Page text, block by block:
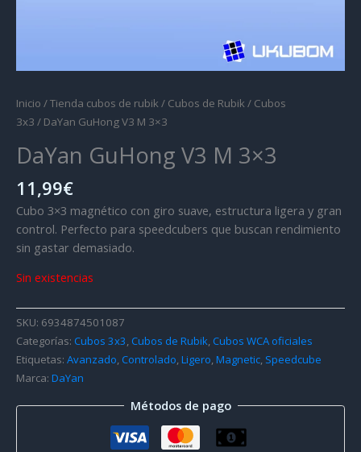
Inicio /Tienda cubos de rubik/ Cubos de Rubik/ Cubos
3x3 / DaYan GuHong V3 M 3×3
DaYan GuHong V3 M 3×3
11,99€
Cubo 3×3 magnético con giro suave, estructura ligera y gran
control. Perfecto para speedcubers que buscan rendimiento
sin gastar demasiado.
Sin existencias
SKU: 6934874501087
Categorías: Cubos 3x3,Cubos de Rubik,Cubos WCA oficiales
Etiquetas: Avanzado,Controlado,Ligero,Magnetic, Speedcube
Marca: DaYan
Métodos de pago